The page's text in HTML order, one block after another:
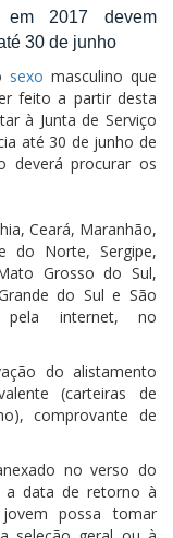
2017 devem
30 de junho
sexo masculino que
feito a partir desta
à Junta de Serviço
até 30 de junho de
deverá procurar os
Ceará, Maranhão,
do Norte, Sergipe,
Grosso do Sul,
do Sul e São
internet, no
do alistamento
(carteiras de
comprovante de
no verso do
a data de retorno à
possa tomar